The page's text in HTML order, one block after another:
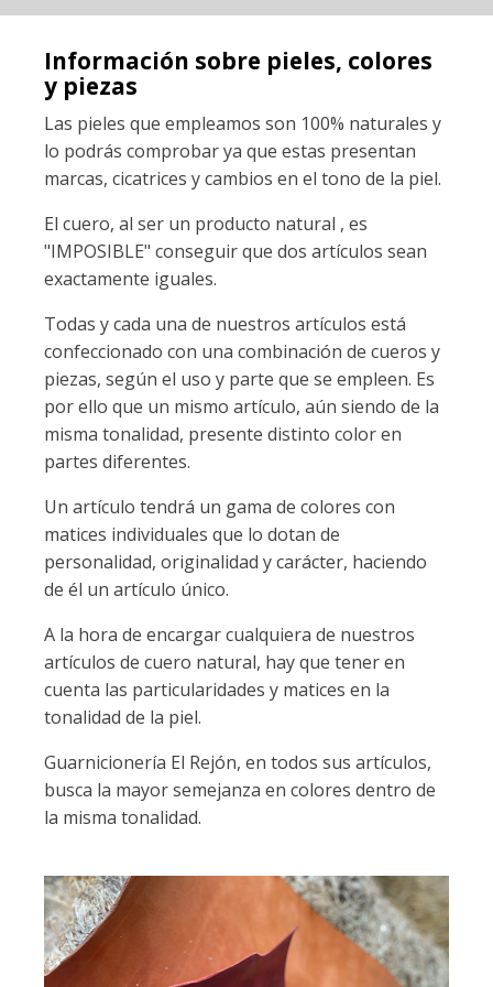
Información sobre pieles, colores
y piezas
Las pieles que empleamos son 100% naturales y
lo podrás comprobar ya que estas presentan
marcas, cicatrices y cambios en el tono de la piel.
El cuero, al ser un producto natural , es
"IMPOSIBLE" conseguir que dos artículos sean
exactamente iguales.
Todas y cada una de nuestros artículos está
confeccionado con una combinación de cueros y
piezas, según el uso y parte que se empleen. Es
por ello que un mismo artículo, aún siendo de la
misma tonalidad, presente distinto color en
partes diferentes.
Un artículo tendrá un gama de colores con
matices individuales que lo dotan de
personalidad, originalidad y carácter, haciendo
de él un artículo único.
A la hora de encargar cualquiera de nuestros
artículos de cuero natural, hay que tener en
cuenta las particularidades y matices en la
tonalidad de la piel.
Guarnicionería El Rejón, en todos sus artículos,
busca la mayor semejanza en colores dentro de
la misma tonalidad.